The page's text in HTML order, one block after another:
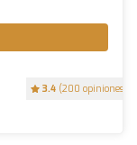
3.4 (200 opiniones)